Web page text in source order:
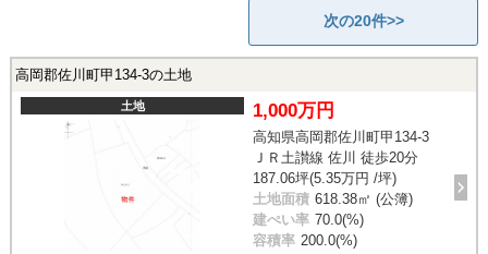
次の20件>>
高岡郡佐川町甲134-3の土地
土地 1,000万円
高知県高岡郡佐川町甲134-3
ＪＲ土讃線 佐川 徒歩20分
187.06坪(5.35万円 /坪)
土地面積 618.38㎡ (公簿)
建ぺい率 70.0(%)
容積率 200.0(%)